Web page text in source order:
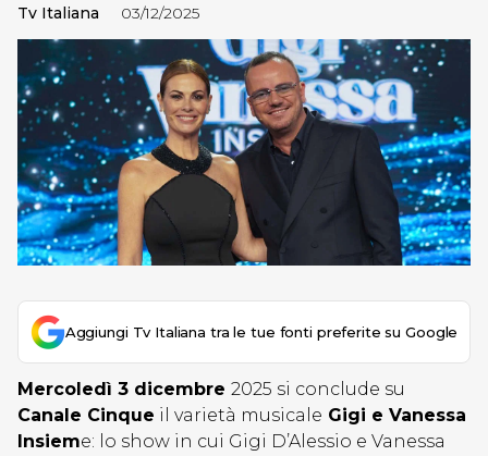
Tv Italiana 03/12/2025
Aggiungi Tv Italiana tra le tue fonti preferite su Google
Mercoledì 3 dicembre 2025 si conclude su
Canale Cinque il varietà musicale Gigi e Vanessa
Insieme: lo show in cui Gigi D’Alessio e Vanessa